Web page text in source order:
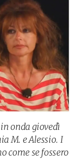
onda giovedì
M. e Alessio. I
come se fossero